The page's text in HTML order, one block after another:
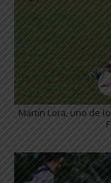
Martín Lora, uno de